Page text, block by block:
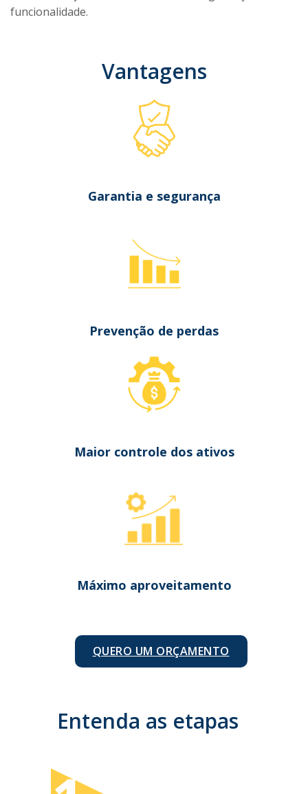
funcionalidade.
Vantagens
Garantia e segurança
Prevenção de perdas
Maior controle dos ativos
Máximo aproveitamento
QUERO UM ORÇAMENTO
Entenda as etapas